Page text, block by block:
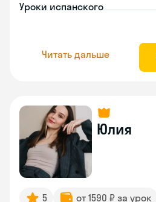
Уроки испанского
Читать дальше
Юлия
5 от 1590 ₽ за урок